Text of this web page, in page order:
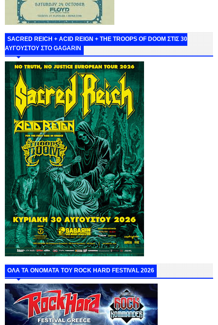
SACRED REICH + ACID REIGN + THE TROOPS OF DOOM ΣΤΙΣ 30
ΑΥΓΟΥΣΤΟΥ ΣΤΟ GAGARIN
ΟΛΑ ΤΑ ΟΝΟΜΑΤΑ ΤΟΥ ROCK HARD FESTIVAL 2026